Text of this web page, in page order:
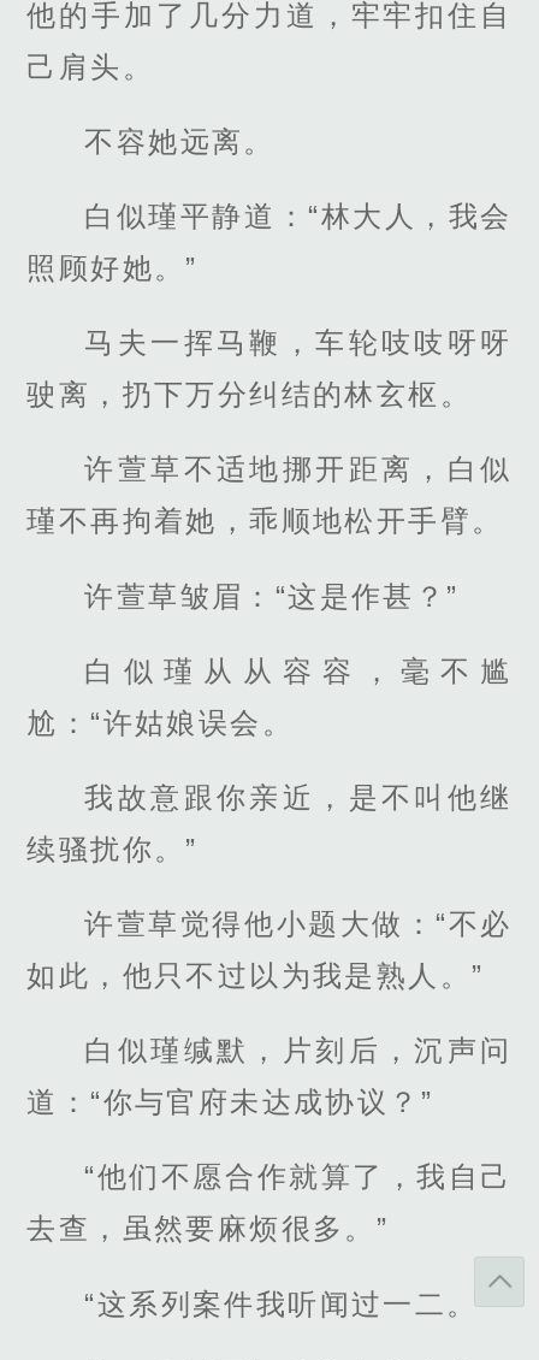
他的手加了几分力道，牢牢扣住自
己肩头。
不容她远离。
白似瑾平静道：“林大人，我会
照顾好她。”
马夫一挥马鞭，车轮吱吱呀呀
驶离，扔下万分纠结的林玄枢。
许萱草不适地挪开距离，白似
瑾不再拘着她，乖顺地松开手臂。
许萱草皱眉：“这是作甚？”
白似瑾从从容容，毫不尴
尬：“许姑娘误会。
我故意跟你亲近，是不叫他继
续骚扰你。”
许萱草觉得他小题大做：“不必
如此，他只不过以为我是熟人。”
白似瑾缄默，片刻后，沉声问
道：“你与官府未达成协议？”
“他们不愿合作就算了，我自己
去查，虽然要麻烦很多。”
“这系列案件我听闻过一二。